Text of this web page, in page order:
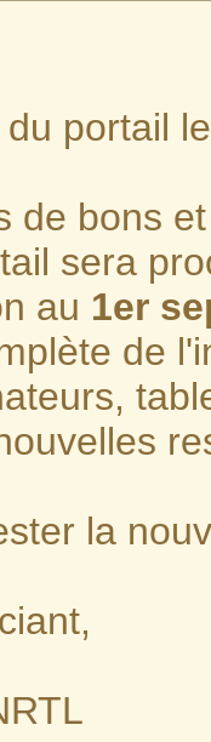
portail
de bons
sera
au 1er
de
la